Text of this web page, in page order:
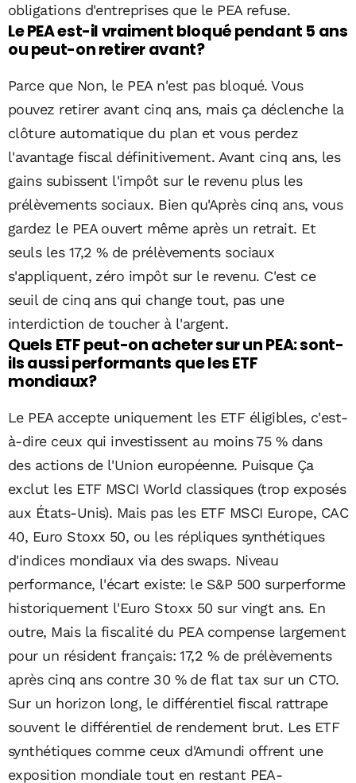
obligations d'entreprises que le PEA refuse.
Le PEA est-il vraiment bloqué pendant 5 ans
ou peut-on retirer avant?
Parce que Non, le PEA n'est pas bloqué. Vous
pouvez retirer avant cinq ans, mais ça déclenche la
clôture automatique du plan et vous perdez
l'avantage fiscal définitivement. Avant cinq ans, les
gains subissent l'impôt sur le revenu plus les
prélèvements sociaux. Bien qu'Après cinq ans, vous
gardez le PEA ouvert même après un retrait. Et
seuls les 17,2 % de prélèvements sociaux
s'appliquent, zéro impôt sur le revenu. C'est ce
seuil de cinq ans qui change tout, pas une
interdiction de toucher à l'argent.
Quels ETF peut-on acheter sur un PEA: sont-
ils aussi performants que les ETF
mondiaux?
Le PEA accepte uniquement les ETF éligibles, c'est-
à-dire ceux qui investissent au moins 75 % dans
des actions de l'Union européenne. Puisque Ça
exclut les ETF MSCI World classiques (trop exposés
aux États-Unis). Mais pas les ETF MSCI Europe, CAC
40, Euro Stoxx 50, ou les répliques synthétiques
d'indices mondiaux via des swaps. Niveau
performance, l'écart existe: le S&P 500 surperforme
historiquement l'Euro Stoxx 50 sur vingt ans. En
outre, Mais la fiscalité du PEA compense largement
pour un résident français: 17,2 % de prélèvements
après cinq ans contre 30 % de flat tax sur un CTO.
Sur un horizon long, le différentiel fiscal rattrape
souvent le différentiel de rendement brut. Les ETF
synthétiques comme ceux d'Amundi offrent une
exposition mondiale tout en restant PEA-